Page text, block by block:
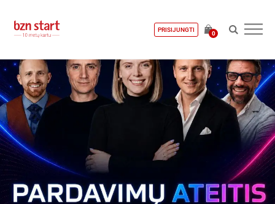
PRISIJUNGTI
0